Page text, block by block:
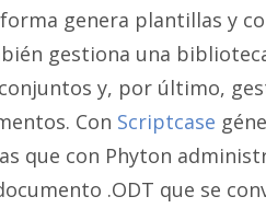
genera plantillas y
gestiona una
y, por último,
Con Scriptcase
que con Phyton
.ODT que se